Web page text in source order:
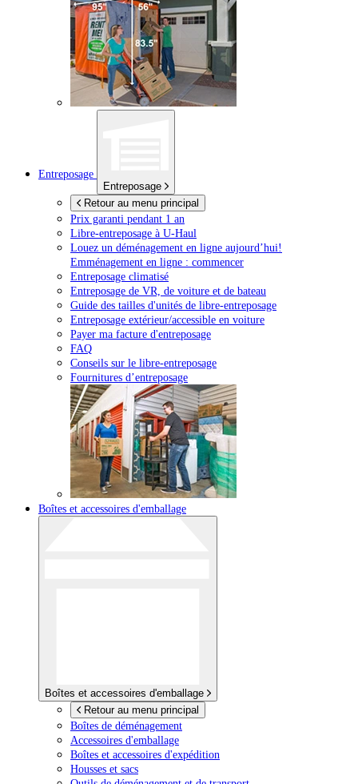
Entreposage
Entreposage
Retour au menu principal
Prix garanti pendant 1 an
Libre-entreposage à U-Haul
Louez un déménagement en ligne aujourd’hui!
Emménagement en ligne : commencer
Entreposage climatisé
Entreposage de VR, de voiture et de bateau
Guide des tailles d'unités de libre-entreposage
Entreposage extérieur/accessible en voiture
Payer ma facture d'entreposage
FAQ
Conseils sur le libre-entreposage
Fournitures d’entreposage
Boîtes et accessoires d'emballage
Boîtes et accessoires d'emballage
Retour au menu principal
Boîtes de déménagement
Accessoires d'emballage
Boîtes et accessoires d'expédition
Housses et sacs